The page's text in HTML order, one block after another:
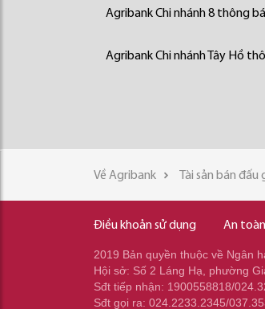
Agribank Chi nhánh 8 thông
Agribank Chi nhánh Tây Hồ
Về Agribank Tài sản bán đấu
Điều khoản sử dụng An
2019 Bản quyền thuộc về Ngân
Hội sở: Số 2 Láng Hạ, phường
Sđt tiếp nhận: 1900558818/
Sđt gọi ra: 024.2233.2345/